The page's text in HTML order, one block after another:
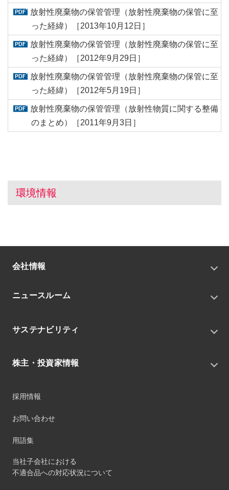
放射性廃棄物の保管管理（放射性廃棄物の保管に至
った経緯）［2013年10月12日］
放射性廃棄物の保管管理（放射性廃棄物の保管に至
った経緯）［2012年9月29日］
放射性廃棄物の保管管理（放射性廃棄物の保管に至
った経緯）［2012年5月19日］
放射性廃棄物の保管管理（放射性物質に関する整備
のまとめ）［2011年9月3日］
環境情報
会社情報
会社概要
中期経営戦略
役員
事業
ニュースルーム
トピックス
IRニュース
サステナビリティ
環境
ガバナンス
マテリアリティ
サステナビリティデータ
第三者保証
株主・投資家情報
財務ハイライト
IRカレンダー
個人投資家のみなさまへ
採用情報
お問い合わせ
用語集
当社子会社における
不適合品への対応状況について